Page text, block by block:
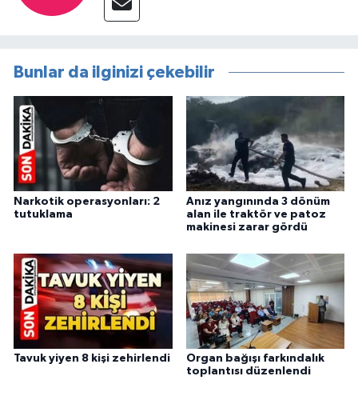
Bunlar da ilginizi çekebilir
Narkotik operasyonları: 2
tutuklama
Anız yangınında 3 dönüm
alan ile traktör ve patoz
makinesi zarar gördü
Tavuk yiyen 8 kişi zehirlendi
Organ bağışı farkındalık
toplantısı düzenlendi